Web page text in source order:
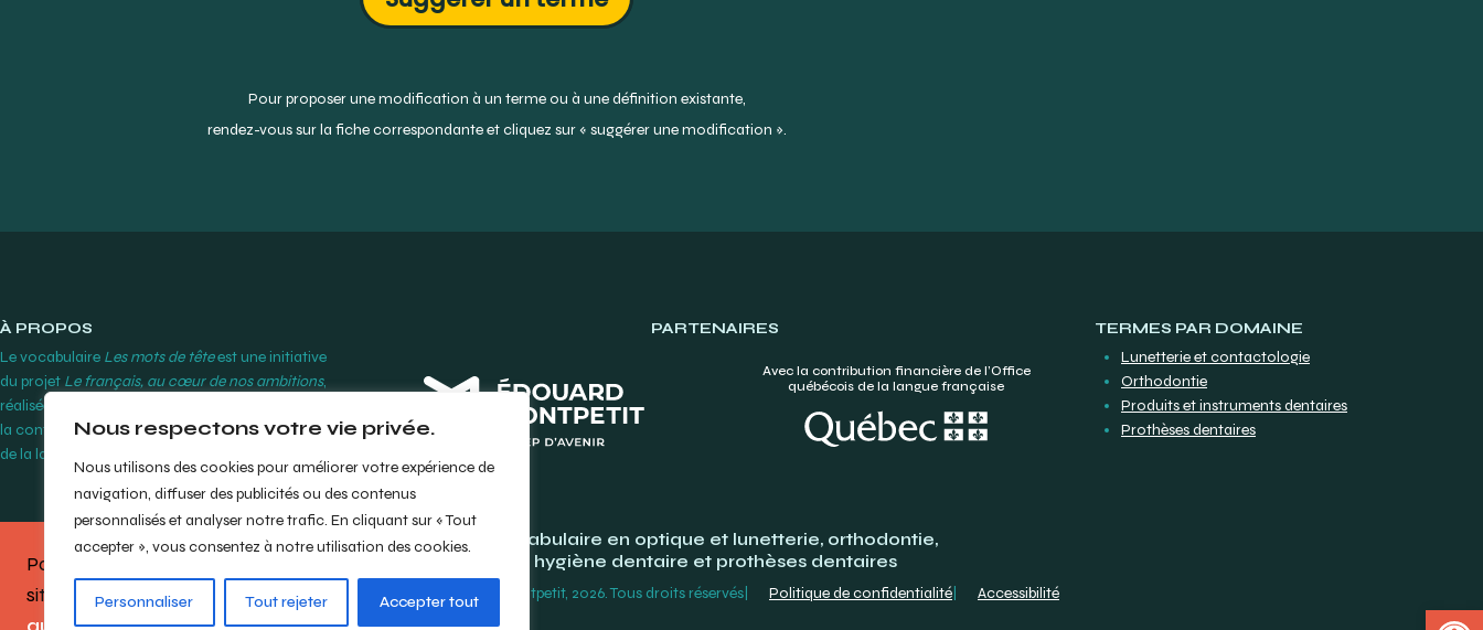
Nous respectons votre vie privée.
Nous utilisons des cookies pour améliorer votre expérience de
navigation, diffuser des publicités ou des contenus
personnalisés et analyser notre trafic. En cliquant sur « Tout
accepter », vous consentez à notre utilisation des cookies.
Personnaliser Tout rejeter Accepter tout
Pour proposer une modification à un terme ou à une définition existante,
rendez-vous sur la fiche correspondante et cliquez sur « suggérer une modification ».
PARTENAIRES
Avec la contribution financière de l’Office
québécois de la langue française
À PROPOS
Le vocabulaire Les mots de têteest une initiative
du projet Le français, au cœur de nos ambitions,
réalisée par le Cégep Édouard-Montpetit grâce à
la contribution financière de l’Office québécois
de la langue française.
TERMES PAR DOMAINE
Lunetterie et contactologie
Orthodontie
Produits et instruments dentaires
Prothèses dentaires
Vocabulaire en optique et lunetterie, orthodontie,
hygiène dentaire et prothèses dentaires
© Cégep Édouard-Montpetit, 2026. Tous droits réservés Politique de confidentialité Accessibilité
Partagez votre opinion sur le
site en répondant à notrebref